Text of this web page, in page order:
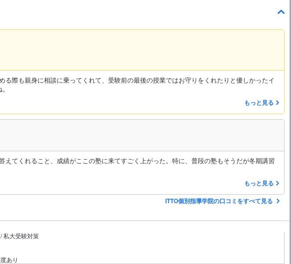
際も親身に相談に乗ってくれて、受験前の最後の授業ではお守りをくれたりと優しかったイ
もっと見る
てくれること、成績がここの塾に来てすごく上がった。特に、普段の塾もそうだが冬期講習
もっと見る
ITTO個別指導学院の口コミをすべて見る
私大受験対策
あり